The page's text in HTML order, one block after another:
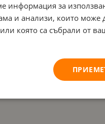
информация за
и анализи, които може
която са събрали от